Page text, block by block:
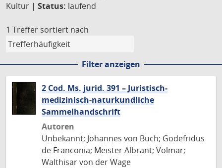
Kultur | Status: laufend
1 Treffer sortiert nach
Filter anzeigen
2 Cod. Ms. jurid. 391 – Juristisch-
medizinisch-naturkundliche
Sammelhandschrift
Autoren
Unbekannt; Johannes von Buch; Godefridus
de Franconia; Meister Albrant; Volmar;
Walthisar von der Wage